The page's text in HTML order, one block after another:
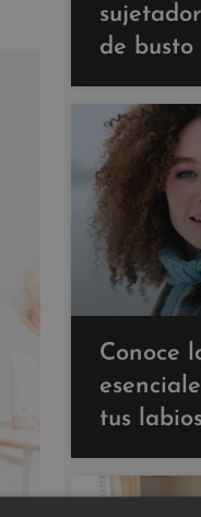
de busto
Conoce
tus